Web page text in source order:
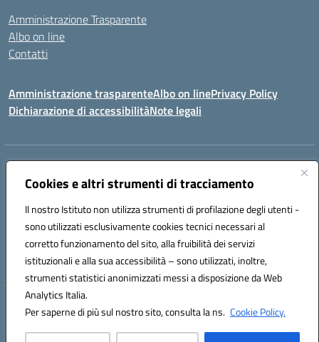
Cookies e altri strumenti di tracciamento
Il nostro Istituto non utilizza strumenti di profilazione degli utenti -
sono utilizzati esclusivamente cookies tecnici necessari al
corretto funzionamento del sito, alla fruibilità dei servizi
istituzionali e alla sua accessibilità – sono utilizzati, inoltre,
strumenti statistici anonimizzati messi a disposizione da Web
Analytics Italia.
Per saperne di più sul nostro sito, consulta la ns. Cookie Policy.
Amministrazione Trasparente
Albo on line
Contatti
Amministrazione trasparenteAlbo on linePrivacy Policy
Dichiarazione di accessibilitàNote legali
Indirizzo:
Centralino:078170786 Email:caic875002@istruzione.it
Codice fiscale: 90027700922
Codice meccanografico:
CAIC875002
Codice unico di fatturazione (CUF): UFVRG0
Hosting & Powered by 3D Solution S.r.l.
Concept & Design by Designers Italia